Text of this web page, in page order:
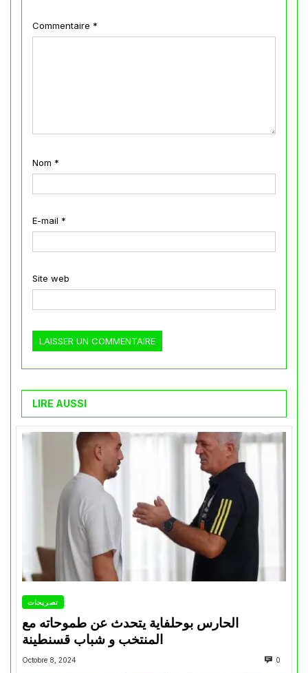
Commentaire *
Nom *
E-mail *
Site web
LIRE AUSSI
تصريحات
الحارس بوحلفاية يتحدث عن طموحاته مع
المنتخب و شباب قسنطينة
Octobre 8, 2024 0